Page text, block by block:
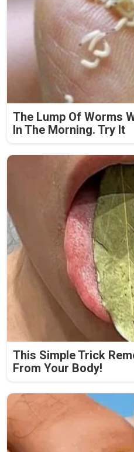
The Lump Of Worms
In The Morning. Try It
This Simple Trick
From Your Body!